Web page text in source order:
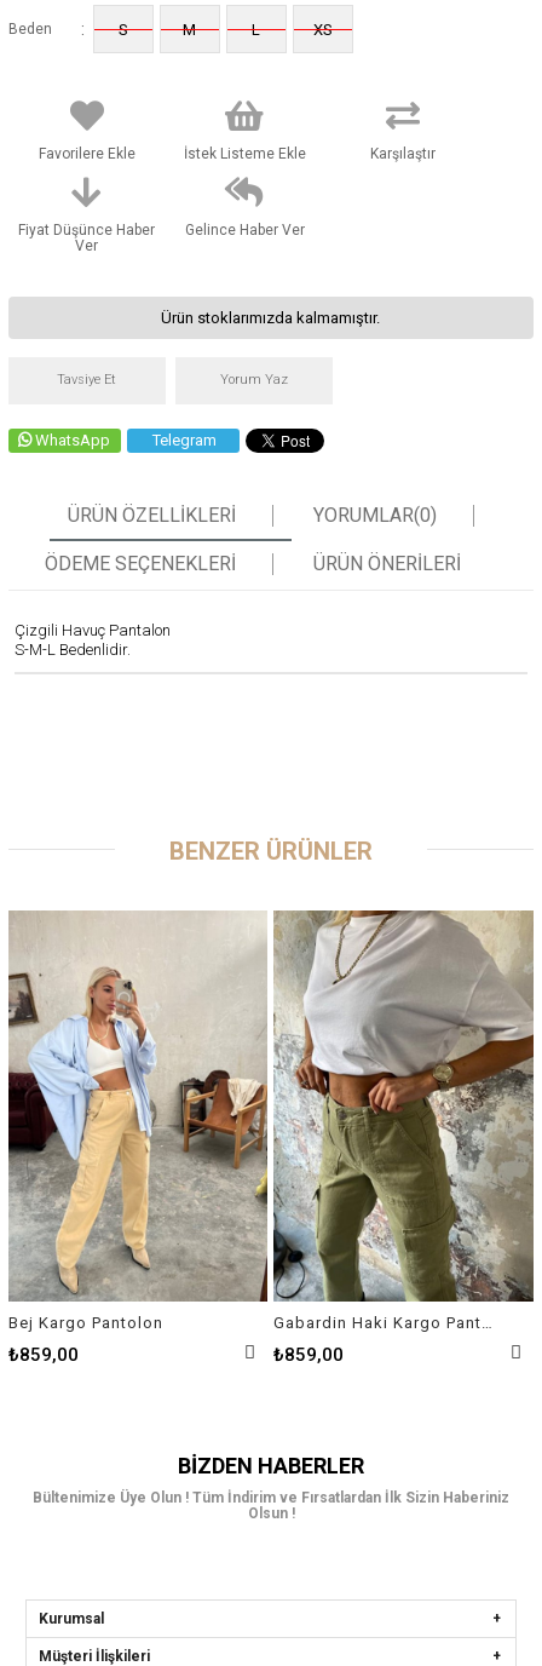
Beden : S M L XS
Favorilere Ekle İstek Listeme Ekle Karşılaştır
Fiyat Düşünce Haber
Ver
Gelince Haber Ver
Ürün stoklarımızda kalmamıştır.
Tavsiye Et Yorum Yaz
WhatsApp Telegram
ÜRÜN ÖZELLIKLERI YORUMLAR(0)
ÖDEME SEÇENEKLERI ÜRÜN ÖNERILERI
Çizgili Havuç Pantalon
S-M-L Bedenlidir.
BENZER ÜRÜNLER
Bej Kargo Pantolon
₺859,00 ₺859,00
BIZDEN HABERLER
Bültenimize Üye Olun ! Tüm İndirim ve Fırsatlardan İlk Sizin Haberiniz
Olsun !
Kurumsal
Müşteri İlişkileri